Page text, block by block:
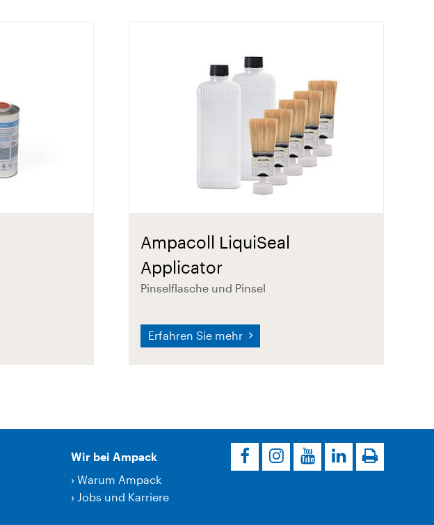
Ampacoll LiquiSeal
Applicator
Pinselflasche und Pinsel
Erfahren Sie mehr
Wir bei Ampack
› Warum Ampack
› Jobs und Karriere